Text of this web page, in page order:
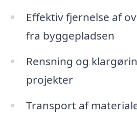
Effektiv fjernelse af
fra byggepladsen
Rensning og
projekter
Transport af